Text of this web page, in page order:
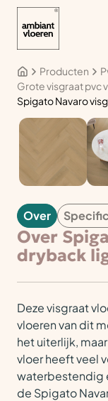
Producten
Grote visgraat pvc
Spigato Navaro
Over
Over
dryback
Deze visgraat
vloeren van dit
het uiterlijk,
vloer heeft veel
waterbestendig
de Spigato